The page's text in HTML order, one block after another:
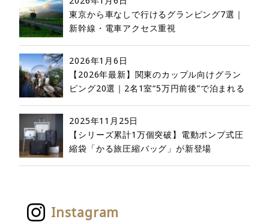
東京から車なしで行けるグランピング7選｜
新幹線・電車アクセス重視
2026年1月6日
【2026年最新】関東のカップル向けグラン
ピング20選｜2名1室“5万円前後”で泊まれる
2025年11月25日
【シリーズ累計1万個突破】電動ポンプ式圧
縮袋「かる旅圧縮バッグ」が新登場
Instagram